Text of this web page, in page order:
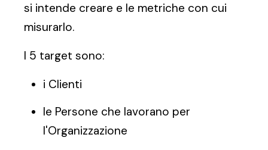
si intende creare e le metriche con cui
misurarlo.
I 5 target sono:
i Clienti
le Persone che lavorano per
l'Organizzazione